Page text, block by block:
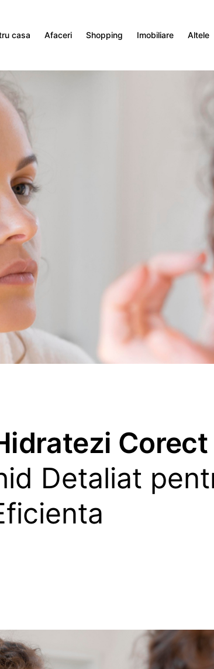
casa Afaceri Shopping Imobiliare Altele
Corect
Detaliat